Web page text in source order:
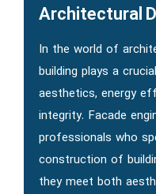
Architectural
In the world of
building plays a
aesthetics, energy
integrity. Facade
professionals who
construction of
they meet both